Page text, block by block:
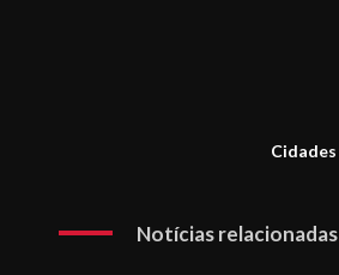
Cidades
Notícias relacionadas